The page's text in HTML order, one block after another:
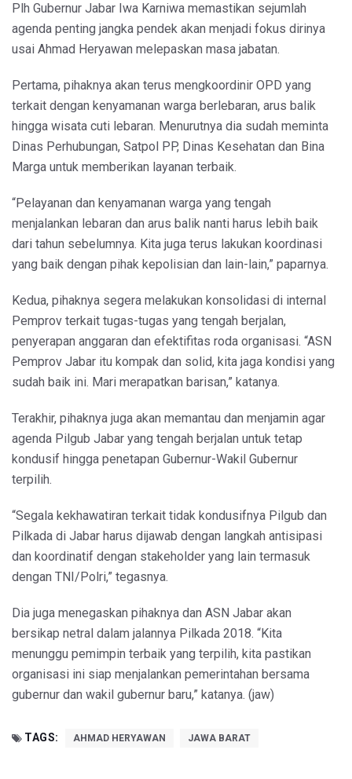
Plh Gubernur Jabar Iwa Karniwa memastikan sejumlah
agenda penting jangka pendek akan menjadi fokus dirinya
usai Ahmad Heryawan melepaskan masa jabatan.
Pertama, pihaknya akan terus mengkoordinir OPD yang
terkait dengan kenyamanan warga berlebaran, arus balik
hingga wisata cuti lebaran. Menurutnya dia sudah meminta
Dinas Perhubungan, Satpol PP, Dinas Kesehatan dan Bina
Marga untuk memberikan layanan terbaik.
“Pelayanan dan kenyamanan warga yang tengah
menjalankan lebaran dan arus balik nanti harus lebih baik
dari tahun sebelumnya. Kita juga terus lakukan koordinasi
yang baik dengan pihak kepolisian dan lain-lain,” paparnya.
Kedua, pihaknya segera melakukan konsolidasi di internal
Pemprov terkait tugas-tugas yang tengah berjalan,
penyerapan anggaran dan efektifitas roda organisasi. “ASN
Pemprov Jabar itu kompak dan solid, kita jaga kondisi yang
sudah baik ini. Mari merapatkan barisan,” katanya.
Terakhir, pihaknya juga akan memantau dan menjamin agar
agenda Pilgub Jabar yang tengah berjalan untuk tetap
kondusif hingga penetapan Gubernur-Wakil Gubernur
terpilih.
“Segala kekhawatiran terkait tidak kondusifnya Pilgub dan
Pilkada di Jabar harus dijawab dengan langkah antisipasi
dan koordinatif dengan stakeholder yang lain termasuk
dengan TNI/Polri,” tegasnya.
Dia juga menegaskan pihaknya dan ASN Jabar akan
bersikap netral dalam jalannya Pilkada 2018. “Kita
menunggu pemimpin terbaik yang terpilih, kita pastikan
organisasi ini siap menjalankan pemerintahan bersama
gubernur dan wakil gubernur baru,” katanya. (jaw)
TAGS: AHMAD HERYAWAN JAWA BARAT